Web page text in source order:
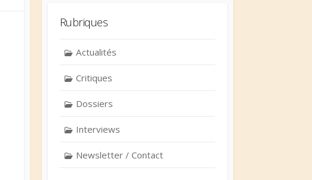
Rubriques
Actualités
Critiques
Dossiers
Interviews
Newsletter / Contact